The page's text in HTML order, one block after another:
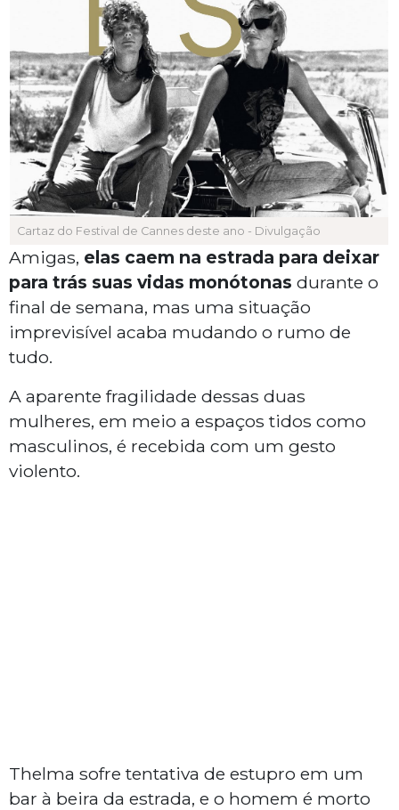
Cartaz do Festival de Cannes deste ano - Divulgação
Amigas, elas caem na estrada para deixar
para trás suas vidas monótonas durante o
final de semana, mas uma situação
imprevisível acaba mudando o rumo de
tudo.
A aparente fragilidade dessas duas
mulheres, em meio a espaços tidos como
masculinos, é recebida com um gesto
violento.
Thelma sofre tentativa de estupro em um
bar à beira da estrada, e o homem é morto